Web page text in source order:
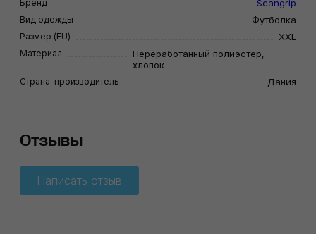
Бренд Scangrip
Вид одежды Футболка
Размер (EU) XXL
Материал
Переработанный полиэстер,
хлопок
Страна-производитель Дания
Отзывы
Написать отзыв